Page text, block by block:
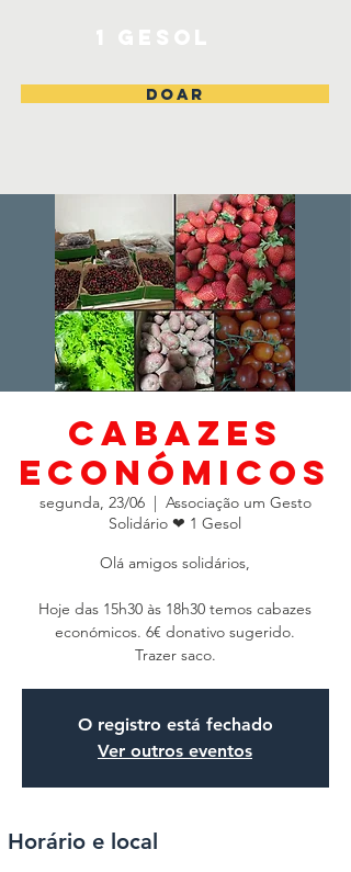
DOAR
Cabazes
económicos
segunda, 23/06
  |
Associação um Gesto
Solidário ❤ 1 Gesol
Olá amigos solidários,
Hoje das 15h30 às 18h30 temos cabazes
económicos. 6€ donativo sugerido.
Trazer saco.
O registro está fechado
Ver outros eventos
Horário e local